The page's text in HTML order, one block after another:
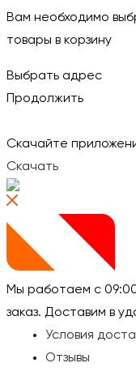
Вам необходимо
товары в корзину
Выбрать адрес
Продолжить
Скачайте
Скачать
Мы работаем с
заказ. Доставим в
Условия
Отзывы